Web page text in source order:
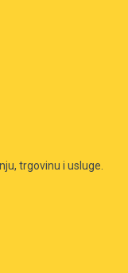
trgovinu i usluge.